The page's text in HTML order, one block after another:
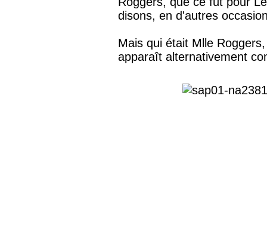
disons, en d'autres
Mais qui était Mlle
apparaît alternativement